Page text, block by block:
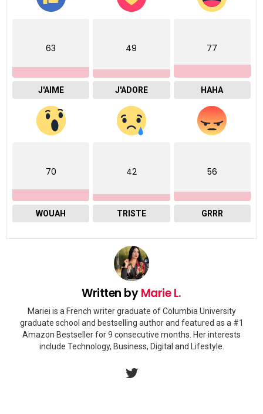
63
J'AIME
49
J'ADORE
77
HAHA
70
WOUAH
42
TRISTE
56
GRRR
Written byMarie L.
Mariei is a French writer graduate of Columbia University
graduate school and bestselling author and featured as a #1
Amazon Bestseller for 9 consecutive months. Her interests
include Technology, Business, Digital and Lifestyle.